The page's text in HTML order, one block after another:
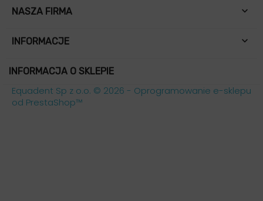
NASZA FIRMA 
INFORMACJE 
INFORMACJA O SKLEPIE
Equadent Sp z o.o. © 2026 - Oprogramowanie e-sklepu
od PrestaShop™